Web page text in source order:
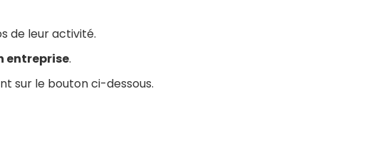
de leur activité.
entreprise.
sur le bouton ci-dessous.